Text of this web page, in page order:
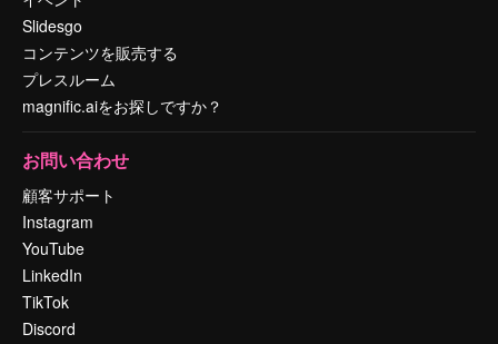
Slidesgo
コンテンツを販売する
プレスルーム
magnific.aiをお探しですか？
お問い合わせ
顧客サポート
Instagram
YouTube
LinkedIn
TikTok
Discord